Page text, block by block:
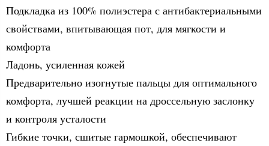
Подкладка из 100% полиэстера с антибактериальными
свойствами, впитывающая пот, для мягкости и
комфорта
Ладонь, усиленная кожей
Предварительно изогнутые пальцы для оптимального
комфорта, лучшей реакции на дроссельную заслонку
и контроля усталости
Гибкие точки, сшитые гармошкой, обеспечивают